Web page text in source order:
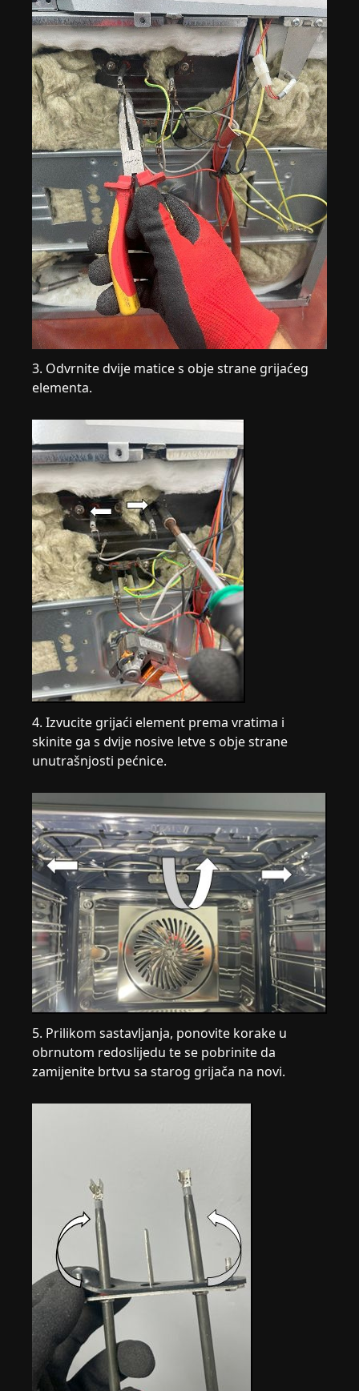
3. Odvrnite dvije matice s obje strane grijaćeg
elementa.
4. Izvucite grijaći element prema vratima i
skinite ga s dvije nosive letve s obje strane
unutrašnjosti pećnice.
5. Prilikom sastavljanja, ponovite korake u
obrnutom redoslijedu te se pobrinite da
zamijenite brtvu sa starog grijača na novi.